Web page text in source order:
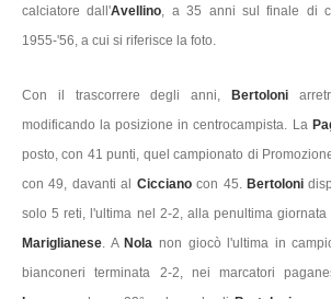
calciatore dall'Avellino, a 35 anni sul finale di
1955-'56, a cui si riferisce la foto.
Con il trascorrere degli anni, Bertoloni
modificando la posizione in centrocampista. La
posto, con 41 punti, quel campionato di
con 49, davanti al Ciccianocon 45. Bertoloni
solo 5 reti, l'ultima nel 2-2, alla penultima giornata
Mariglianese. A Nola non giocò l'ultima in
bianconeri terminata 2-2, nei marcatori